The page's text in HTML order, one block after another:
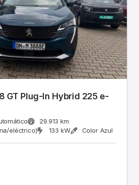
GT Plug-In Hybrid 225 e-
29.913 km
eléctrico)
133 kW Color Azul